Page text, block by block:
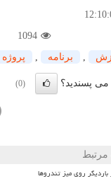
1094
, برنامه , پروژه
می پسندید؟ (0)
مرتبط
روی میز تندروها